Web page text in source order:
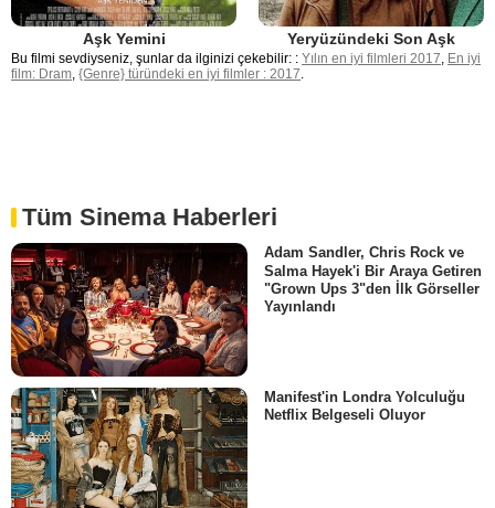
Aşk Yemini Yeryüzündeki Son Aşk
Bu filmi sevdiyseniz, şunlar da ilginizi çekebilir: : Yılın en iyi filmleri 2017, En iyi
film: Dram, {Genre} türündeki en iyi filmler : 2017.
Tüm Sinema Haberleri
Adam Sandler, Chris Rock ve
Salma Hayek'i Bir Araya Getiren
"Grown Ups 3"den İlk Görseller
Yayınlandı
Manifest'in Londra Yolculuğu
Netflix Belgeseli Oluyor